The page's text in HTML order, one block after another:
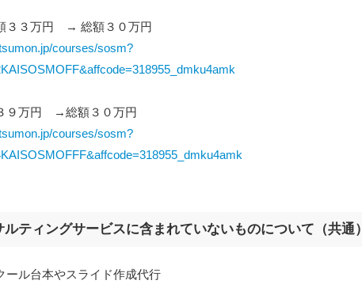
３３万円 → 総額３０万円
courses/sosm?
９万円 →総額３０万円
courses/sosm?
ルティングサービスに含まれていないものについて（共通）
ール台本やスライド作成代行